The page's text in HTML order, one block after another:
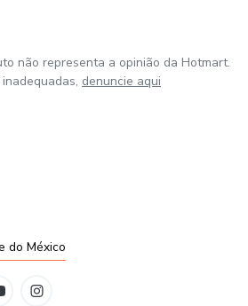
não representa a opinião da Hotmart.
denuncie aqui
do México